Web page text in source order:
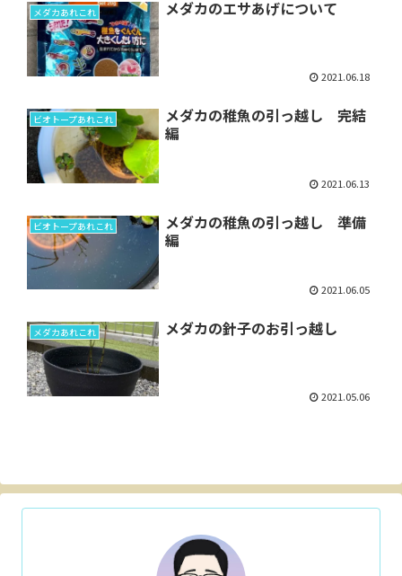
メダカあれこれ メダカのエサあげについて
2021.06.18
ビオトープあれこれ
メダカの稚魚の引っ越し 完結
編
2021.06.13
ビオトープあれこれ
メダカの稚魚の引っ越し 準備
編
2021.06.05
メダカあれこれ メダカの針子のお引っ越し
2021.05.06